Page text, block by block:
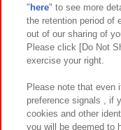
関連会社
プライバシーポリシー
お取引先さま
カスタマーハラスメント
" here" to see more
the retention period of
out of our sharing of
Please click [Do Not
exercise your right.
Please note that even
preference signals , if
cookies and other
you will be deemed to